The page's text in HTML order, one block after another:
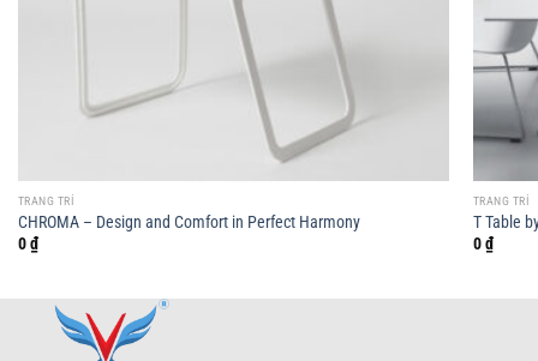
TRANG TRÍ
CHROMA – Design and Comfort in Perfect Harmony
0₫
TRANG TRÍ
T Table
0₫